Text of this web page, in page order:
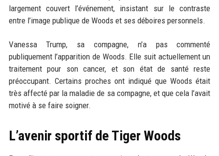
largement couvert l’événement, insistant sur le contraste
entre l’image publique de Woods et ses déboires personnels.
Vanessa Trump, sa compagne, n’a pas commenté
publiquement l’apparition de Woods. Elle suit actuellement un
traitement pour son cancer, et son état de santé reste
préoccupant. Certains proches ont indiqué que Woods était
très affecté par la maladie de sa compagne, et que cela l’avait
motivé à se faire soigner.
L’avenir sportif de Tiger Woods